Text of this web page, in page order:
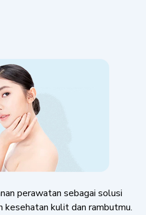
perawatan sebagai solusi
kesehatan kulit dan rambutmu.